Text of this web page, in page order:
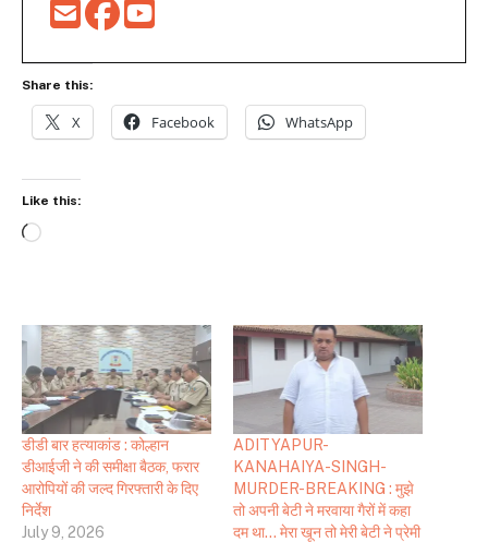
Share this:
X Facebook WhatsApp
Like this:
Loading…
डीडी बार हत्याकांड : कोल्हान
डीआईजी ने की समीक्षा बैठक, फरार
आरोपियों की जल्द गिरफ्तारी के दिए
निर्देश
July 9, 2026
ADITYAPUR-
KANAHAIYA-SINGH-
MURDER-BREAKING : मुझे
तो अपनी बेटी ने मरवाया गैरों में कहा
दम था… मेरा खून तो मेरी बेटी ने प्रेमी